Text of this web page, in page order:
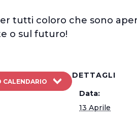
tutti coloro che sono
o sul futuro!
CALENDARIO
DETTAGLI
Data:
13 Aprile